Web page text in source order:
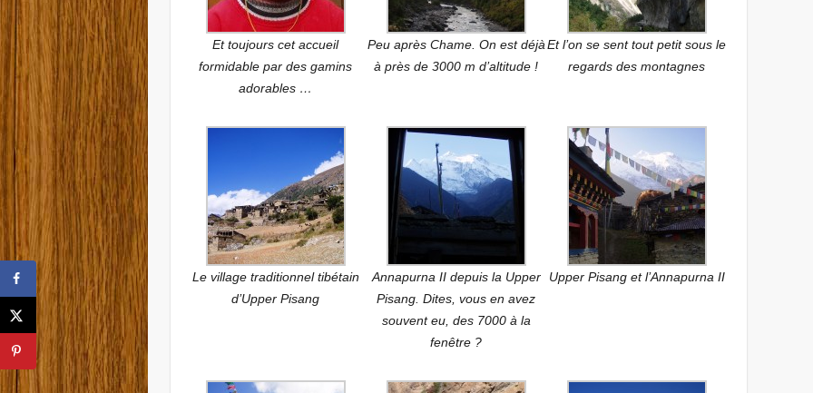
Et toujours cet accueil
formidable par des gamins
adorables …
Peu après Chame. On est déjà
à près de 3000 m d’altitude !
Et l’on se sent tout petit sous le
regards des montagnes
Le village traditionnel tibétain
d’Upper Pisang
Annapurna II depuis la Upper
Pisang. Dites, vous en avez
souvent eu, des 7000 à la
fenêtre ?
Upper Pisang et l’Annapurna II